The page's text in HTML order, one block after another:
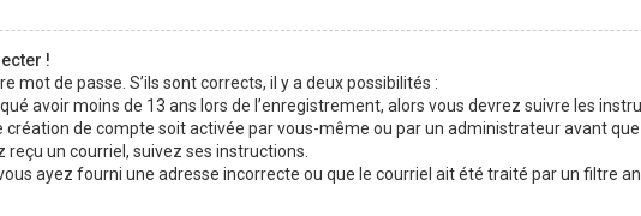
!
mot de passe. S’ils sont corrects, il y a deux possibilités :
avoir moins de 13 ans lors de l’enregistrement, alors vous devrez suivre les
de compte soit activée par vous-même ou par un administrateur avant
un courriel, suivez ses instructions.
ayez fourni une adresse incorrecte ou que le courriel ait été traité par un filtre